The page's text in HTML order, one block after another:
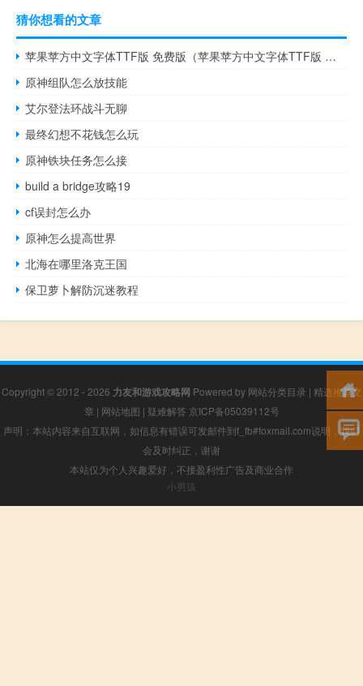
猜你想看的文章
苹果苹方中文字体TTF版 免费版（苹果苹方中文字体TTF版 免费版功能简介）
原神组队怎么放技能
艾尔登法环战斗无聊
最终幻想不花钱怎么玩
原神铁块任务怎么接
build a bridge攻略19
cf误封怎么办
原神怎么提高世界
北海在哪里洛克王国
保卫萝卜解防沉迷教程
Copyright © 2012 - 2026 力友和游戏攻略网 Powered by 网站分类目录 | 精选推荐文
章 | 网站地图 | 疑难解答 京ICP备05039112号
声明：本站内容来自互联网，如信息有错误可发邮件到f_fb#foxmail.com说明，我们
会及时纠正，谢谢
本站仅为个人兴趣爱好，不接盈利性广告及商业合作
小男孩